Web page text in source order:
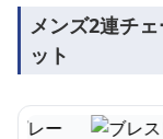
メンズ2連チ
ット